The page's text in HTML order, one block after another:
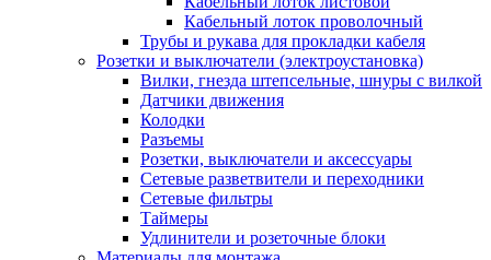
Кабельный лоток проволочный
Трубы и рукава для прокладки кабеля
Розетки и выключатели (электроустановка)
Вилки, гнезда штепсельные, шнуры с вилкой
Датчики движения
Колодки
Разъемы
Розетки, выключатели и аксессуары
Сетевые разветвители и переходники
Сетевые фильтры
Таймеры
Удлинители и розеточные блоки